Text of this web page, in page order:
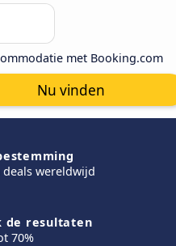
met Booking.com
Nu vinden
wereldwijd
de resultaten
70%